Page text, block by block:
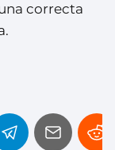
correcta